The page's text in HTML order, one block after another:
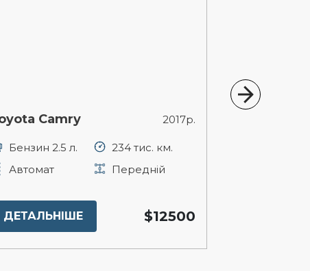
Camry 2017р.
Бензин 2.5 л.
234 тис. км.
Автомат
Передній
ДЕТАЛЬНІШЕ $12500